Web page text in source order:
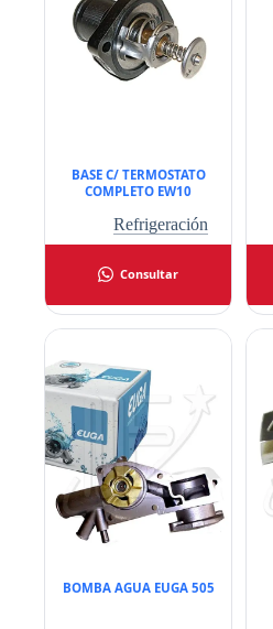
BASE C/ TERMOSTATO
COMPLETO EW10
Refrigeración
Consultar
BOMBA AGUA EUGA 505